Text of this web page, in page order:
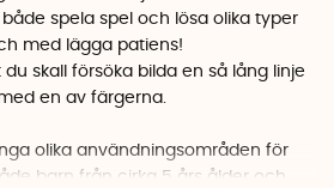
spela spel och lösa olika typer
med lägga patiens!
skall försöka bilda en så lång linje
en av färgerna.
olika användningsområden för
barn från cirka 5 års ålder och